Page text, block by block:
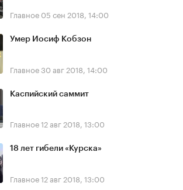
Главное 05 сен 2018, 14:00
Умер Иосиф Кобзон
Главное30 авг 2018, 14:00
Каспийский саммит
Главное12 авг 2018, 13:00
18 лет гибели «Курска»
Главное12 авг 2018, 13:00